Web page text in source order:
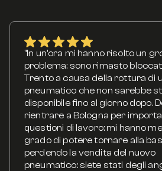
"In un'ora mi hanno risolto un
problema: sono rimasto
Trento a causa della rottura di
pneumatico che non sarebbe
disponibile fino al giorno dopo.
rientrare a Bologna per
questioni di lavoro: mi hanno
grado di potere tornare alla
perdendo la vendita del nuovo
pneumatico: siete stati degli